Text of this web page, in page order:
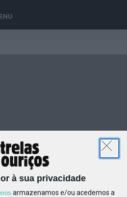
à sua privacidade
armazenamos e/ou acedemos a